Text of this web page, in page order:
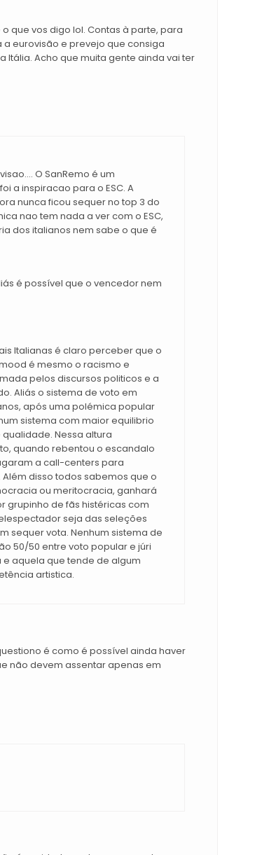
que vos digo lol. Contas à parte, para
eurovisão e prevejo que consiga
Itália. Acho que muita gente ainda vai ter
O SanRemo é um
a inspiracao para o ESC. A
nunca ficou sequer no top 3 do
nao tem nada a ver com o ESC,
dos italianos nem sabe o que é
é possível que o vencedor nem
Italianas é claro perceber que o
é mesmo o racismo e
pelos discursos politicos e a
Aliás o sistema de voto em
após uma polémica popular
sistema com maior equilibrio
Nessa altura
quando rebentou o escandalo
a call-centers para
disso todos sabemos que o
ou meritocracia, ganhará
grupinho de fãs histéricas com
seja das seleções
sequer vota. Nenhum sistema de
50/50 entre voto popular e júri
aquela que tende de algum
artistica.
é como é possível ainda haver
não devem assentar apenas em